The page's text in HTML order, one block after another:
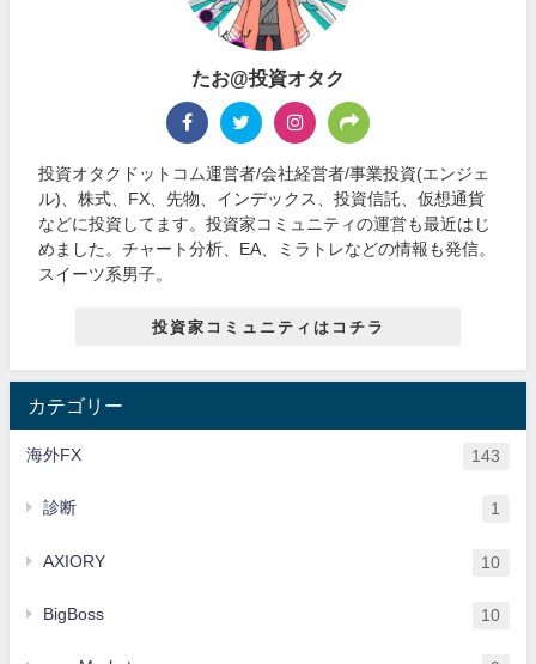
たお@投資オタク
投資オタクドットコム運営者/会社経営者/事業投資(エンジェ
ル)、株式、FX、先物、インデックス、投資信託、仮想通貨
などに投資してます。投資家コミュニティの運営も最近はじ
めました。チャート分析、EA、ミラトレなどの情報も発信。
スイーツ系男子。
投資家コミュニティはコチラ
カテゴリー
海外FX 143
診断 1
AXIORY 10
BigBoss 10